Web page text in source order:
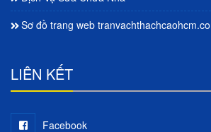
Sơ đồ trang web
LIÊN KẾT
Facebook